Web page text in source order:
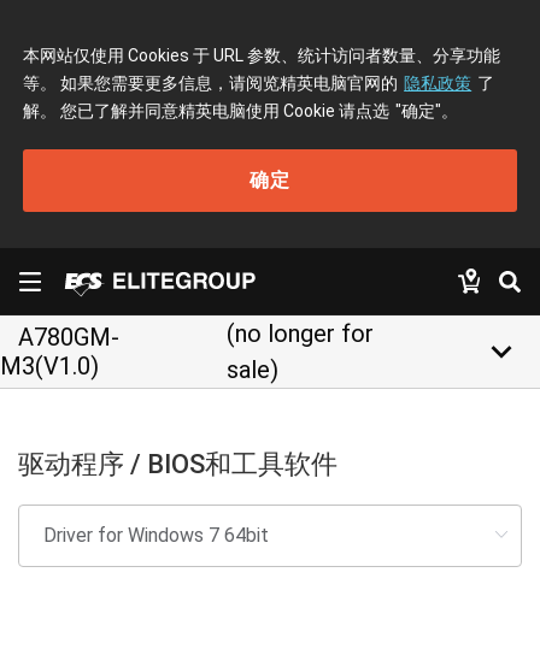
本网站仅使用 Cookies 于 URL 参数、统计访问者数量、分享功能
等。 如果您需要更多信息，请阅览精英电脑官网的 隐私政策 了
解。 您已了解并同意精英电脑使用 Cookie 请点选 "确定"。
确定
A780GM-
M3(V1.0)
(no longer for
sale)
keyboard_arrow_down
驱动程序 / BIOS和工具软件